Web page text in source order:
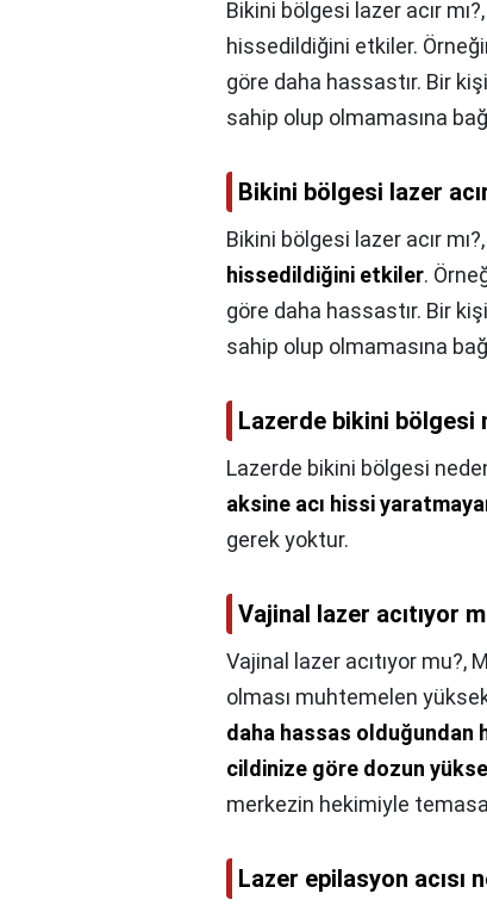
Bikini bölgesi lazer acır
hissedildiğini etkiler.
göre daha hassastır. Bir
sahip olup olmamasına
Bikini bölgesi lazer
Bikini bölgesi lazer acır mı?,
hissedildiğini etkiler.
göre daha hassastır. Bir
sahip olup olmamasına
Lazerde bikini bölgesi
Lazerde bikini bölgesi
aksine acı hissi
gerek yoktur.
Vajinal lazer acıtıyor
Vajinal lazer acıtıyor mu?,
olması muhtemelen
daha hassas olduğundan
cildinize göre dozun
merkezin hekimiyle
Lazer epilasyon acısı